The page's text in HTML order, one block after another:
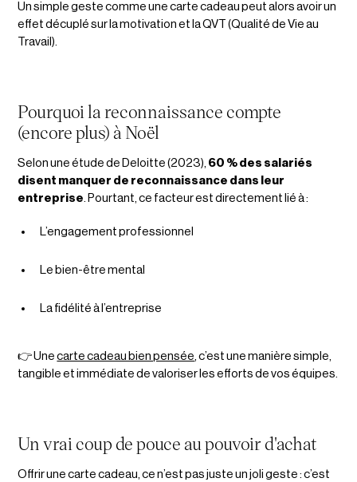
Un simple geste comme une carte cadeau peut alors avoir un
effet décuplé sur la motivation et la QVT (Qualité de Vie au
Travail).
Pourquoi la reconnaissance compte
(encore plus) à Noël
Selon une étude de Deloitte (2023), 60 % des salariés
disent manquer de reconnaissance dans leur
entreprise. Pourtant, ce facteur est directement lié à :
L’engagement professionnel
Le bien-être mental
La fidélité à l’entreprise
👉 Unecarte cadeau bien pensée, c’est une manière simple,
tangible et immédiate de valoriser les efforts de vos équipes.
Un vrai coup de pouce au pouvoir d'achat
Offrir une carte cadeau, ce n’est pas juste un joli geste : c’est